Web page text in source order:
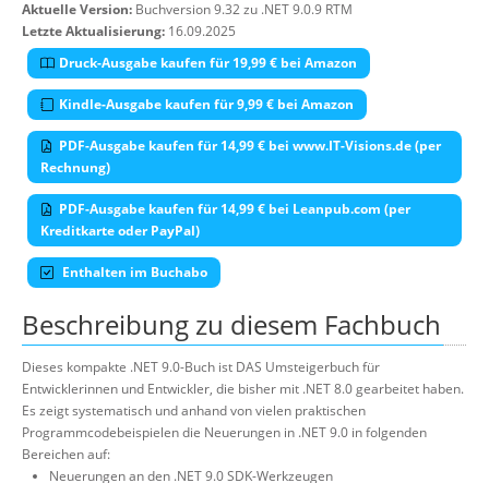
Aktuelle Version: Buchversion 9.32 zu .NET 9.0.9 RTM
Letzte Aktualisierung: 16.09.2025
Druck-Ausgabe kaufen für 19,99 € bei Amazon
Kindle-Ausgabe kaufen für 9,99 € bei Amazon
PDF-Ausgabe kaufen für 14,99 € bei www.IT-Visions.de (per
Rechnung)
PDF-Ausgabe kaufen für 14,99 € bei Leanpub.com (per
Kreditkarte oder PayPal)
Enthalten im Buchabo
Beschreibung zu diesem Fachbuch
Dieses kompakte .NET 9.0-Buch ist DAS Umsteigerbuch für
Entwicklerinnen und Entwickler, die bisher mit .NET 8.0 gearbeitet haben.
Es zeigt systematisch und anhand von vielen praktischen
Programmcodebeispielen die Neuerungen in .NET 9.0 in folgenden
Bereichen auf:
Neuerungen an den .NET 9.0 SDK-Werkzeugen